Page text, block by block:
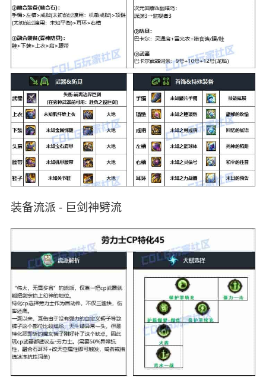
装备流派 - 巨剑神劈流